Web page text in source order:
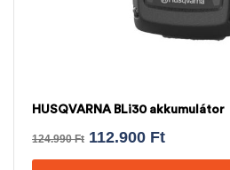
HUSQVARNA BLi30 akkumulátor
124.990Ft 112.900 Ft